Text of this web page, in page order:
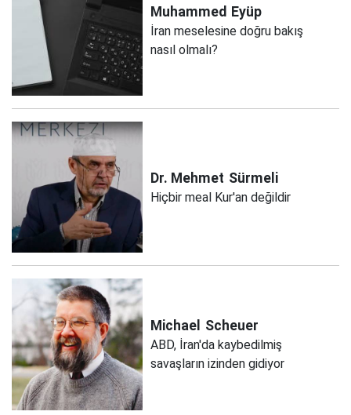
Muhammed Eyüp
İran meselesine doğru bakış
nasıl olmalı?
Dr. Mehmet Sürmeli
Hiçbir meal Kur'an değildir
Michael Scheuer
ABD, İran'da kaybedilmiş
savaşların izinden gidiyor